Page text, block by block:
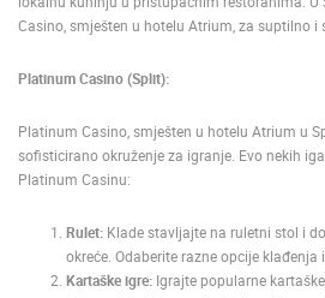
Casino, smješten u hotelu Atrium, za suptilno i
Platinum Casino (Split):
Platinum Casino, smješten u hotelu Atrium u
sofisticirano okruženje za igranje. Evo nekih
Platinum Casinu:
Rulet: Klade stavljajte na ruletni stol i
okreće. Odaberite razne opcije klađenja
Kartaške igre: Igrajte popularne